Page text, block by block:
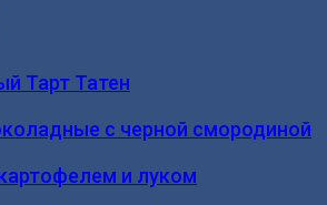
Тарт Татен
с черной смородиной
и луком